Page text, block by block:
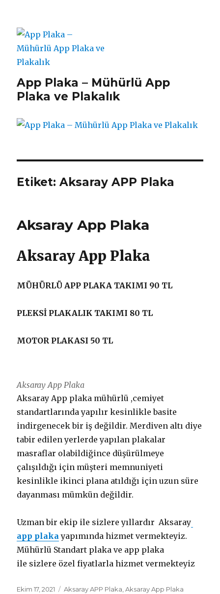
App Plaka – Mühürlü App
Plaka ve Plakalık
Etiket:Aksaray APP Plaka
Aksaray App Plaka
Aksaray App Plaka
MÜHÜRLÜ APP PLAKA TAKIMI 90 TL
PLEKSİ PLAKALIK TAKIMI 80 TL
MOTOR PLAKASI 50 TL
Aksaray App Plaka
Aksaray App plaka mühürlü ,cemiyet
standartlarında yapılır kesinlikle basite
indirgenecek bir iş değildir. Merdiven altı diye
tabir edilen yerlerde yapılan plakalar
masraflar olabildiğince düşürülmeye
çalışıldığı için müşteri memnuniyeti
kesinlikle ikinci plana atıldığı için uzun süre
dayanması mümkün değildir.
Uzman bir ekip ile sizlere yıllardır Aksaray
app plakayapımında hizmet vermekteyiz.
Mühürlü Standart plaka ve app plaka
ile sizlere özel fiyatlarla hizmet vermekteyiz
Yayın
Ekim 17, 2021 Etiketler
Aksaray APP Plaka ,Aksaray App Plaka